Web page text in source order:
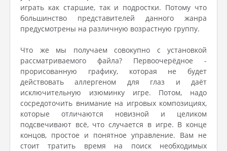
играть как старшие, так и подростки. Потому что
большинство представителей данного жанра
предусмотрены на различную возрастную группу.
Что же мы получаем совокупно с установкой
рассматриваемого файла? Первоочерёдное -
прорисованную графику, которая не будет
действовать аллергеном для глаз и даёт
исключительную изюминку игре. Потом, надо
сосредоточить внимание на игровых композициях,
которые отличаются новизной и целиком
подсвечивают всё, что случается в игре. В конце
концов, простое и понятное управление. Вам не
стоит тратить время на поиск необходимых